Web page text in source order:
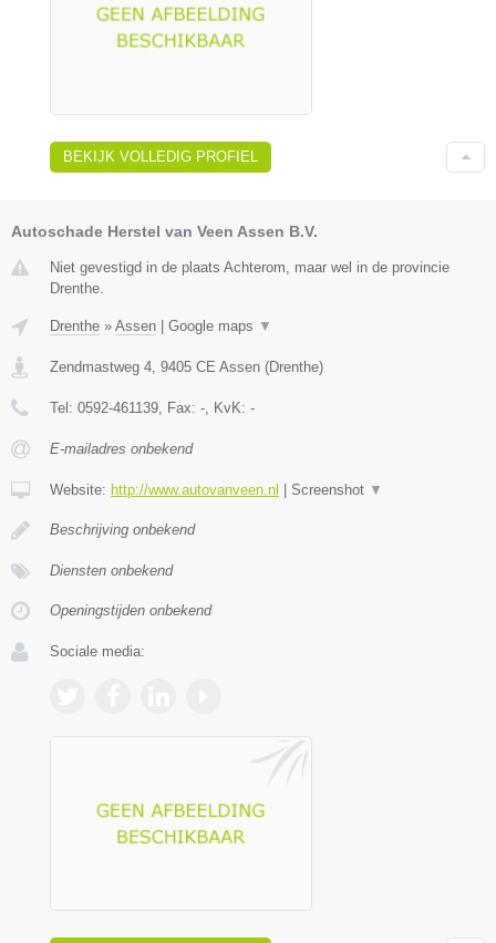
BEKIJK VOLLEDIG PROFIEL
Autoschade Herstel van Veen Assen B.V.
Niet gevestigd in de plaats Achterom, maar wel in de provincie
Drenthe.
Drenthe » Assen | Google maps ▼
Zendmastweg 4 9405 CE Assen (Drenthe)
Tel: 0592-461139 , Fax: - , KvK: -
E-mailadres onbekend
Website: http://www.autovanveen.nl | Screenshot ▼
Beschrijving onbekend
Diensten onbekend
Openingstijden onbekend
Sociale media: